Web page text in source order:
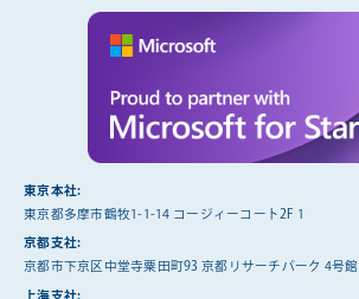
東京本社:
東京都多摩市鶴牧1-1-14 コージィーコート2F 1
京都支社:
京都市下京区中堂寺粟田町93 京都リサーチパーク 4号館